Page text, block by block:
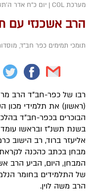
מערכת COL | יום כ"ח אדר ה׳תשס״ד
הרב אשכנזי עם
תומכי תמימים כפר חב"ד,
רבו של כפר-חב"ד הרב
(ראשון) את תלמידי מכון
הבוכרים בכפר-חב"ד
בשנת תשנ"ז ובראשו
אליעזר ברוד, רב הישוב
מבחן בכתב כהכנה
המבחן, היום, הביע הרב
של התלמידים בחומר
הרב משה לוין.